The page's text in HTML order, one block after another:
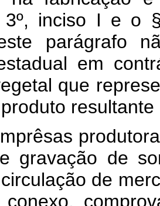
inciso I e o
parágrafo
em
que
gravação de
de